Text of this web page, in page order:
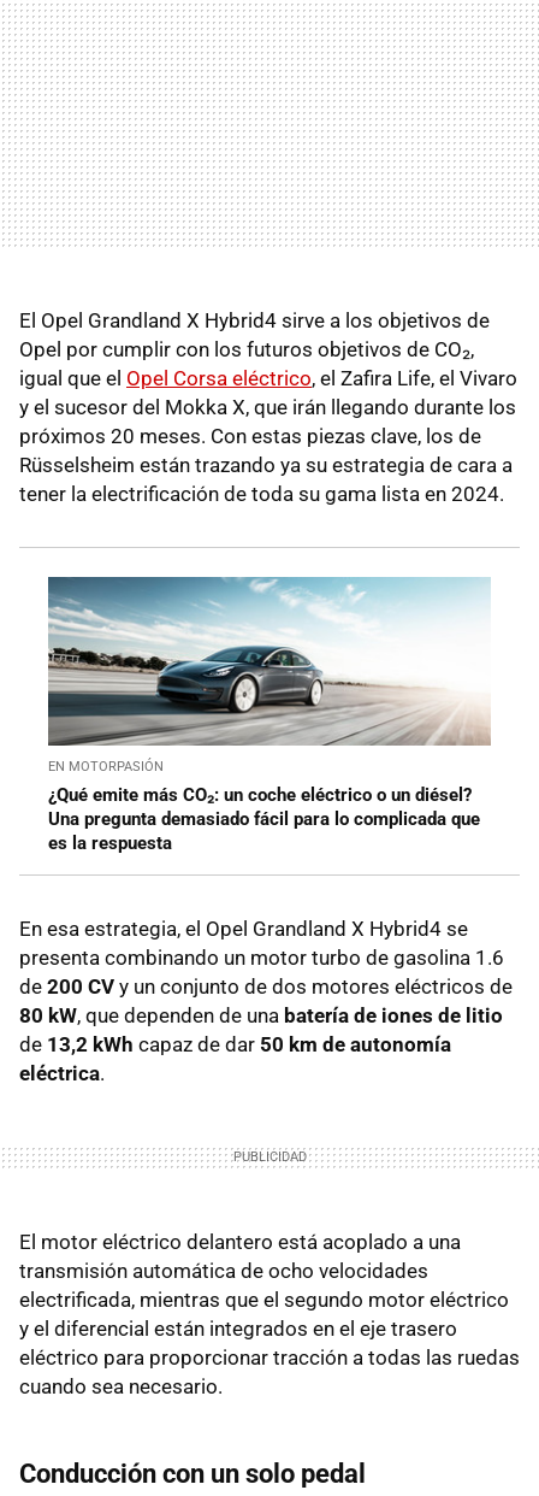
El Opel Grandland X Hybrid4 sirve a los objetivos de
Opel por cumplir con los futuros objetivos de CO₂,
igual que el Opel Corsa eléctrico, el Zafira Life, el Vivaro
y el sucesor del Mokka X, que irán llegando durante los
próximos 20 meses. Con estas piezas clave, los de
Rüsselsheim están trazando ya su estrategia de cara a
tener la electrificación de toda su gama lista en 2024.
EN MOTORPASIÓN
¿Qué emite más CO₂: un coche eléctrico o un diésel?
Una pregunta demasiado fácil para lo complicada que
es la respuesta
En esa estrategia, el Opel Grandland X Hybrid4 se
presenta combinando un motor turbo de gasolina 1.6
de 200 CV y un conjunto de dos motores eléctricos de
80 kW, que dependen de una batería de iones de litio
de 13,2 kWh capaz de dar 50 km de autonomía
eléctrica.
El motor eléctrico delantero está acoplado a una
transmisión automática de ocho velocidades
electrificada, mientras que el segundo motor eléctrico
y el diferencial están integrados en el eje trasero
eléctrico para proporcionar tracción a todas las ruedas
cuando sea necesario.
Conducción con un solo pedal